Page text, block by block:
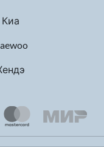
Киа